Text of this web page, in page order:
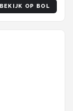
BEKIJK OP BOL